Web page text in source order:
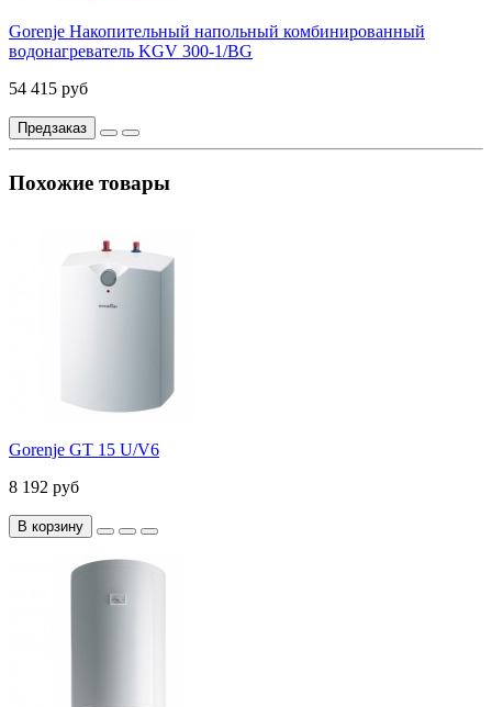
Gorenje Накопительный напольный комбинированный
водонагреватель KGV 300-1/BG
54 415 руб
Предзаказ
Похожие товары
Gorenje GT 15 U/V6
8 192 руб
В корзину